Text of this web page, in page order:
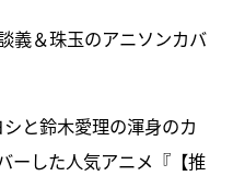
義＆珠玉のアニソンカバ
と鈴木愛理の渾身のカ
ーした人気アニメ『【推